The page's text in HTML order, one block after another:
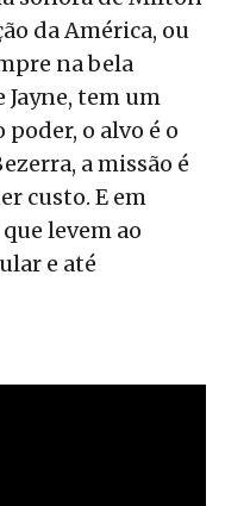
da América, ou
na bela
Jayne, tem um
o alvo é o
a missão é
custo. E em
levem ao
e até